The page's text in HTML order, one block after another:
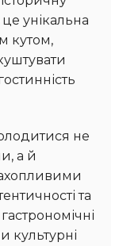
унікальна
кутом,
а й
та
культурні